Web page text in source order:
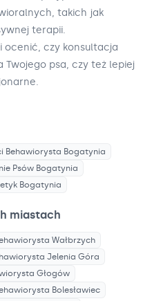
takich jak
terapii.
ocenić, czy konsultacja
psa, czy też lepiej
Behawiorysta Bogatynia
Psów Bogatynia
Bogatynia
miastach
Wałbrzych
Jelenia Góra
Głogów
Bolesławiec